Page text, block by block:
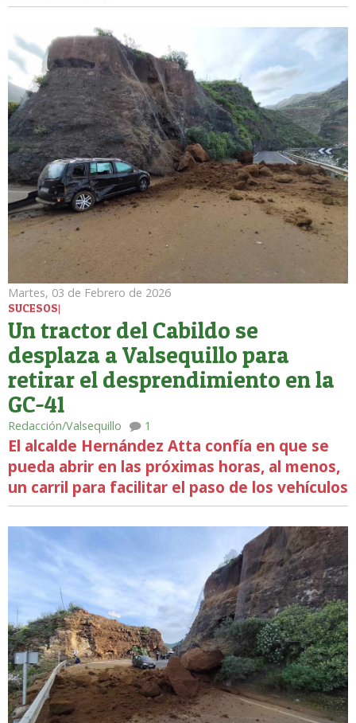
Martes, 03 de Febrero de 2026
SUCESOS|
Un tractor del Cabildo se
desplaza a Valsequillo para
retirar el desprendimiento en la
GC-41
Redacción/Valsequillo 1
El alcalde Hernández Atta confía en que se
pueda abrir en las próximas horas, al menos,
un carril para facilitar el paso de los vehículos